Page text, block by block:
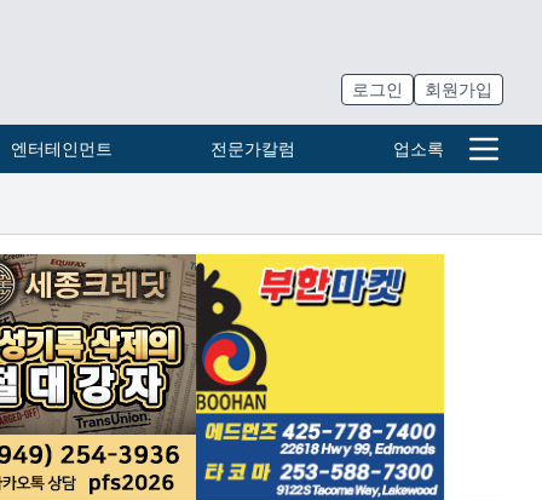
로그인 회원가입
엔터테인먼트 전문가칼럼 업소록